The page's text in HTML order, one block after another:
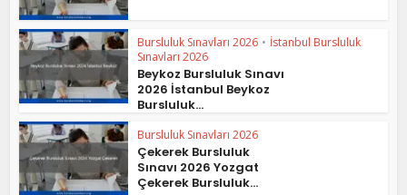
Bursluluk Sınavları 2026 • İstanbul Bursluluk
Sınavları 2026
Beykoz Bursluluk Sınavı
2026 İstanbul Beykoz
Bursluluk...
Bursluluk Sınavları 2026
Çekerek Bursluluk
Sınavı 2026 Yozgat
Çekerek Bursluluk...